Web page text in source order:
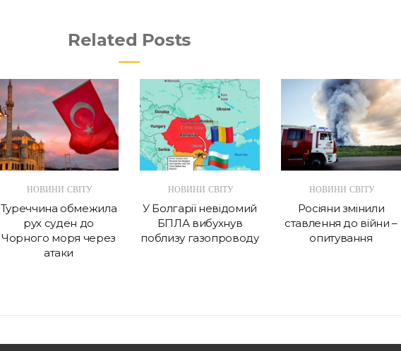
Related Posts
НОВИНИ СВІТУ
Туреччина обмежила
рух суден до
Чорного моря через
атаки
НОВИНИ СВІТУ
У Болгарії невідомий
БПЛА вибухнув
поблизу газопроводу
НОВИНИ СВІТУ
Росіяни змінили
ставлення до війни –
опитування